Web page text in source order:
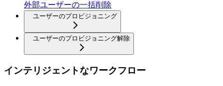
外部ユーザーの一括削除
ユーザーのプロビジョニング
ユーザーのプロビジョニング解除
インテリジェントなワークフロー